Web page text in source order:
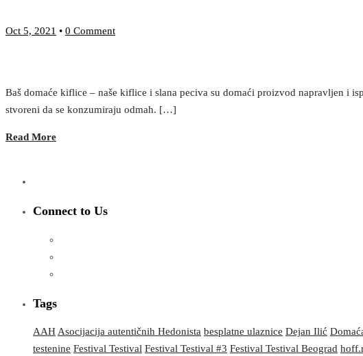
Oct 5, 2021 • 0 Comment
Baš domaće kiflice – naše kiflice i slana peciva su domaći proizvod napravljen i
stvoreni da se konzumiraju odmah. […]
Read More
Connect to Us
Tags
AAHAsocijacija autentičnih Hedonista besplatne ulaznice Dejan Ilić
testenine Festival Testival Festival Testival #3 Festival Testival Beograd